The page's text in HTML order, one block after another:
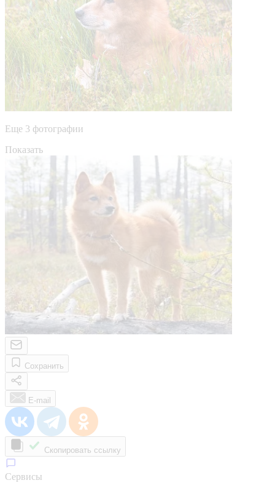
Еще 3 фотографии
Показать
Сохранить
E-mail
Скопировать ссылку
Сервисы